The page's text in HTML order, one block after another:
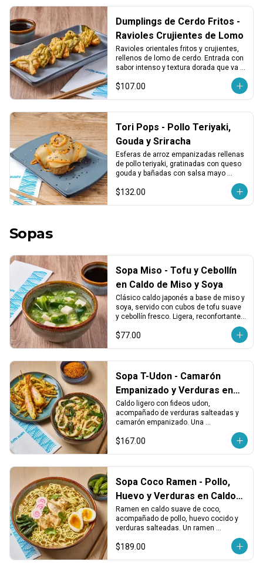
Dumplings de Cerdo Fritos -
Ravioles Crujientes de Lomo
Ravioles orientales fritos y crujientes,
rellenos de lomo de cerdo. Entrada con
sabor intenso y textura dorada que va
$107.00
Tori Pops - Pollo Teriyaki,
Gouda y Sriracha
Esferas de arroz empanizadas rellenas
de pollo teriyaki, gratinadas con queso
gouda y bañadas con salsa mayo
$132.00
Sopas
Sopa Miso - Tofu y Cebollín
en Caldo de Miso y Soya
Clásico caldo japonés a base de miso y
soya, servido con cubos de tofu suave
y cebollín fresco. Ligera, reconfortante y
$77.00
Sopa T-Udon - Camarón
Empanizado y Verduras en
Caldo Udon
Caldo ligero con fideos udon,
acompañado de verduras salteadas y
camarón empanizado. Una
suave y crujiente en cada bocado.
$167.00
Sopa Coco Ramen - Pollo,
Huevo y Verduras en Caldo
de Coco
Ramen en caldo suave de coco,
acompañado de pollo, huevo cocido y
verduras salteadas. Un ramen
ligeramente dulce.
$189.00